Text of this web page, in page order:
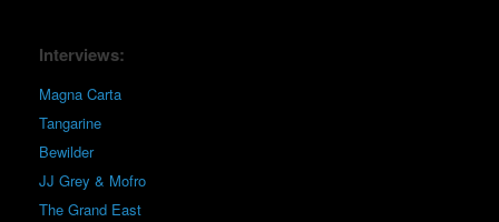
Interviews:
Magna Carta
Tangarine
Bewilder
JJ Grey & Mofro
The Grand East